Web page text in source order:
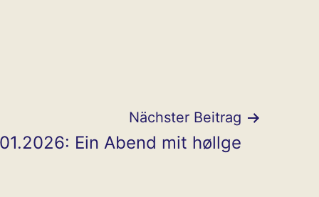
Nächster Beitrag
Ein Abend mit høllge